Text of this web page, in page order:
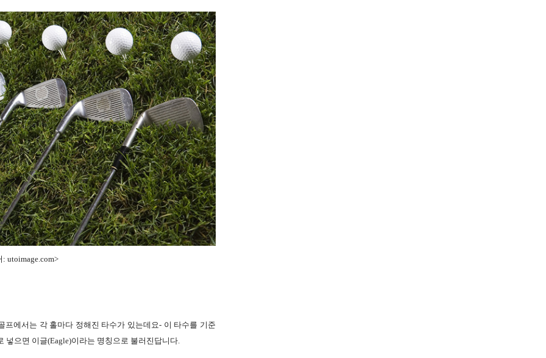
: utoimage.com>
에서는 각 홀마다 정해진 타수가 있는데요- 이 타수를 기준
넣으면 이글(Eagle)이라는 명칭으로 불러진답니다.